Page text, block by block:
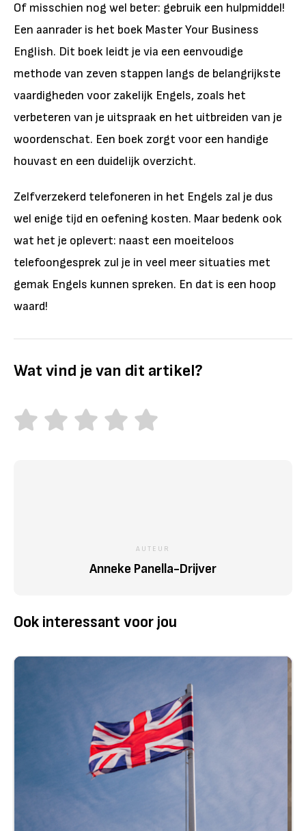
Of misschien nog wel beter: gebruik een hulpmiddel!
Een aanrader is het boek Master Your Business
English. Dit boek leidt je via een eenvoudige
methode van zeven stappen langs de belangrijkste
vaardigheden voor zakelijk Engels, zoals het
verbeteren van je uitspraak en het uitbreiden van je
woordenschat. Een boek zorgt voor een handige
houvast en een duidelijk overzicht.
Zelfverzekerd telefoneren in het Engels zal je dus
wel enige tijd en oefening kosten. Maar bedenk ook
wat het je oplevert: naast een moeiteloos
telefoongesprek zul je in veel meer situaties met
gemak Engels kunnen spreken. En dat is een hoop
waard!
Wat vind je van dit artikel?
AUTEUR
Anneke Panella-Drijver
Ook interessant voor jou